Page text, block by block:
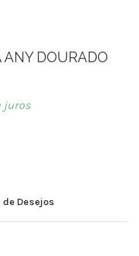
DOURADO
juros
Desejos